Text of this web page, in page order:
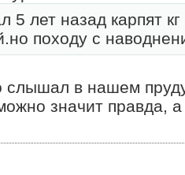
5 лет назад карпят
походу с
слышал в нашем
значит правда,